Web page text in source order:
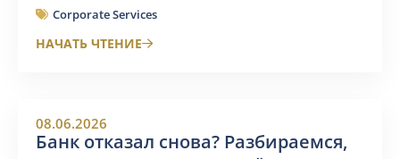
Corporate Services
НАЧАТЬ ЧТЕНИЕ
08.06.2026
Банк отказал снова? Разбираемся,